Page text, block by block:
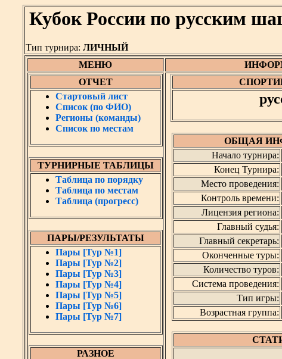
Кубок России по русским
Тип турнира: ЛИЧНЫЙ
МЕНЮ
ОТЧЕТ
Стартовый лист
Список (по ФИО)
Регионы (команды)
Список по местам
ТУРНИРНЫЕ ТАБЛИЦЫ
Таблица по порядку
Таблица по местам
Таблица (прогресс)
ПАРЫ/РЕЗУЛЬТАТЫ
Пары [Тур №1]
Пары [Тур №2]
Пары [Тур №3]
Пары [Тур №4]
Пары [Тур №5]
Пары [Тур №6]
Пары [Тур №7]
РАЗНОЕ
ОБЩАЯ
Начало турнира:
Конец Турнира:
Место проведения:
Контроль времени:
Лицензия региона:
Главный судья:
Главный секретарь:
Оконченные туры:
Количество туров:
Система проведения:
Тип игры:
Возрастная группа: